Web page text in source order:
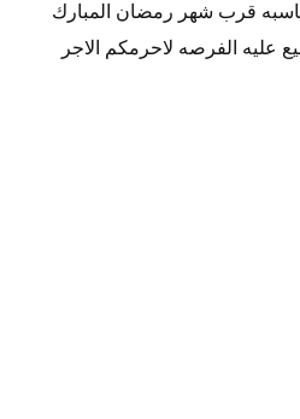
وعدد 2 مكيف مركزيه بمناسبه قرب شهر رمضان المبارك
عليه الفرصه لاحرمكم الاجر